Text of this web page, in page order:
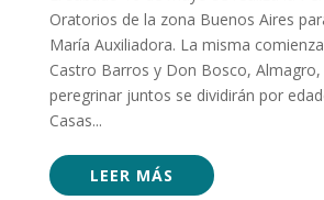
Oratorios de la zona Buenos Aires
María Auxiliadora. La misma
Castro Barros y Don Bosco, Almagro,
peregrinar juntos se dividirán por
Casas...
LEER MÁS